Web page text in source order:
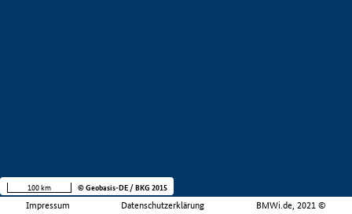
Impressum Datenschutzerklärung BMWi.de, 2021 ©
100 km © Geobasis-DE / BKG 2015